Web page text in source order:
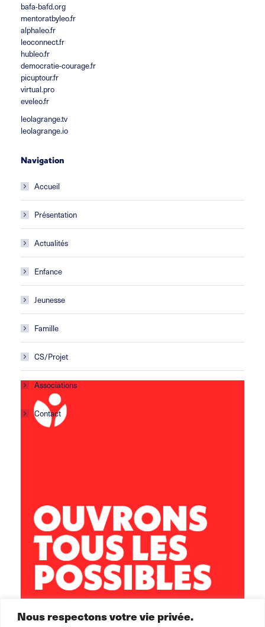
Nous respectons votre vie privée.
bafa-bafd.org
mentoratbyleo.fr
alphaleo.fr
leoconnect.fr
hubleo.fr
democratie-courage.fr
picuptour.fr
virtual.pro
eveleo.fr
leolagrange.tv
leolagrange.io
Navigation
Accueil
Présentation
Actualités
Enfance
Jeunesse
Famille
CS/Projet
Associations
Contact
brest.horizons@leolagrange.org